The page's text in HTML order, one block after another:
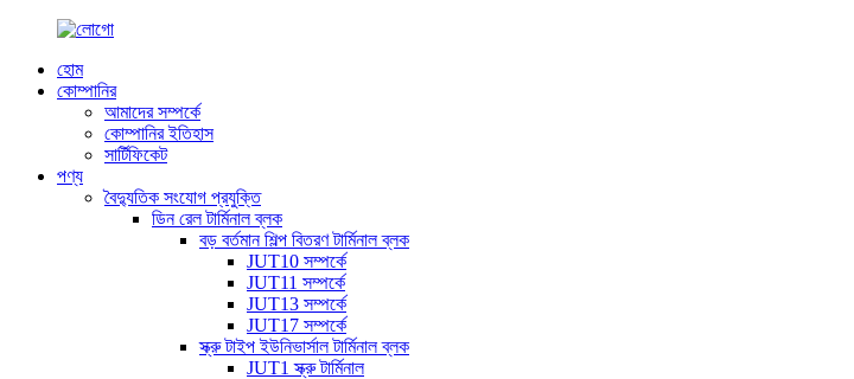
হোম
কোম্পানির
আমাদের সম্পর্কে
কোম্পানির ইতিহাস
সার্টিফিকেট
পণ্য
বৈদ্যুতিক সংযোগ প্রযুক্তি
ডিন রেল টার্মিনাল ব্লক
বড় বর্তমান শিল্প বিতরণ টার্মিনাল ব্লক
JUT10 সম্পর্কে
JUT11 সম্পর্কে
JUT13 সম্পর্কে
JUT17 সম্পর্কে
স্ক্রু টাইপ ইউনিভার্সাল টার্মিনাল ব্লক
JUT1 স্ক্রু টার্মিনাল